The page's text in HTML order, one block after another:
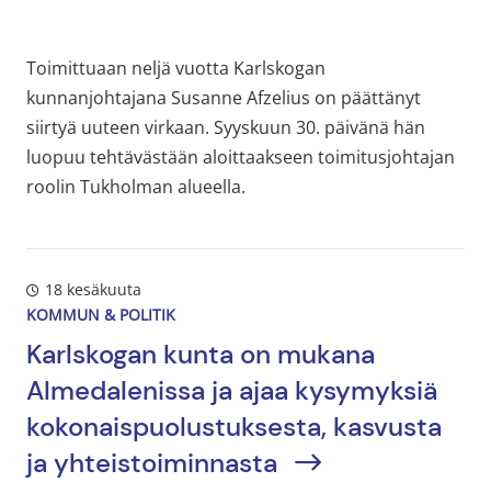
Toimittuaan neljä vuotta Karlskogan
kunnanjohtajana Susanne Afzelius on päättänyt
siirtyä uuteen virkaan. Syyskuun 30. päivänä hän
luopuu tehtävästään aloittaakseen toimitusjohtajan
roolin Tukholman alueella.
18 kesäkuuta
KOMMUN & POLITIK
Karlskogan kunta on mukana
Almedalenissa ja ajaa kysymyksiä
kokonaispuolustuksesta, kasvusta
ja yhteistoiminnasta